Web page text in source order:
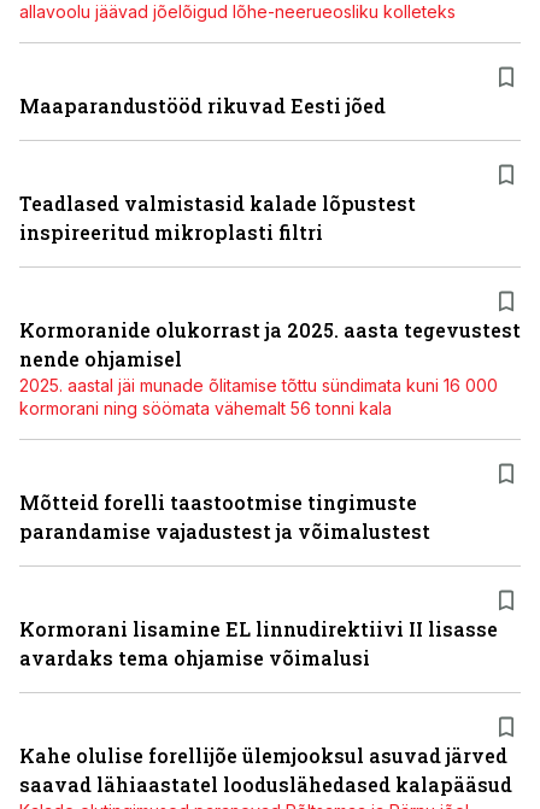
allavoolu jäävad jõelõigud lõhe-neerueosliku kolleteks
Maaparandustööd rikuvad Eesti jõed
Teadlased valmistasid kalade lõpustest
inspireeritud mikroplasti filtri
Kormoranide olukorrast ja 2025. aasta tegevustest
nende ohjamisel
2025. aastal jäi munade õlitamise tõttu sündimata kuni 16 000
kormorani ning söömata vähemalt 56 tonni kala
Mõtteid forelli taastootmise tingimuste
parandamise vajadustest ja võimalustest
Kormorani lisamine EL linnudirektiivi II lisasse
avardaks tema ohjamise võimalusi
Kahe olulise forellijõe ülemjooksul asuvad järved
saavad lähiaastatel looduslähedased kalapääsud